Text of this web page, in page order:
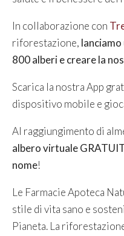
In collaborazione con
riforestazione,
800 alberi e creare la
Scarica la nostra App
dispositivo mobile e
Al raggiungimento di
albero virtuale
nome!
Le Farmacie Apoteca
stile di vita sano e
Pianeta. La